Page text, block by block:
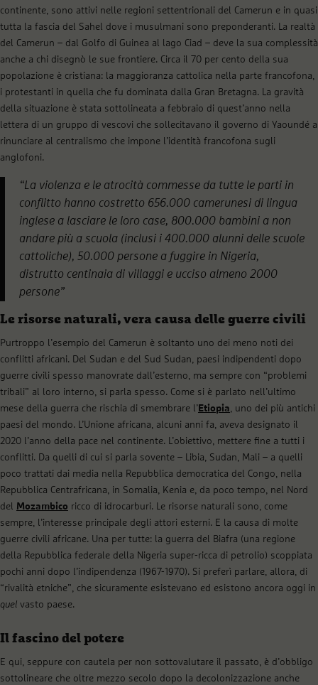
continente, sono attivi nelle regioni settentrionali del Camerun e in quasi
tutta la fascia del Sahel dove i musulmani sono preponderanti. La realtà
del Camerun – dal Golfo di Guinea al lago Ciad – deve la sua complessità
anche a chi disegnò le sue frontiere. Circa il 70 per cento della sua
popolazione è cristiana: la maggioranza cattolica nella parte francofona,
i protestanti in quella che fu dominata dalla Gran Bretagna. La gravità
della situazione è stata sottolineata a febbraio di quest’anno nella
lettera di un gruppo di vescovi che sollecitavano il governo di Yaoundé a
rinunciare al centralismo che impone l’identità francofona sugli
anglofoni.
“La violenza e le atrocità commesse da tutte le parti in
conflitto hanno costretto 656.000 camerunesi di lingua
inglese a lasciare le loro case, 800.000 bambini a non
andare più a scuola (inclusi i 400.000 alunni delle scuole
cattoliche), 50.000 persone a fuggire in Nigeria,
distrutto centinaia di villaggi e ucciso almeno 2000
persone”
Le risorse naturali, vera causa delle guerre civili
Purtroppo l’esempio del Camerun è soltanto uno dei meno noti dei
conflitti africani. Del Sudan e del Sud Sudan, paesi indipendenti dopo
guerre civili spesso manovrate dall’esterno, ma sempre con “problemi
tribali” al loro interno, si parla spesso. Come si è parlato nell’ultimo
mese della guerra che rischia di smembrare l’ Etiopia, uno dei più antichi
paesi del mondo. L’Unione africana, alcuni anni fa, aveva designato il
2020 l’anno della pace nel continente. L’obiettivo, mettere fine a tutti i
conflitti. Da quelli di cui si parla sovente – Libia, Sudan, Mali – a quelli
poco trattati dai media nella Repubblica democratica del Congo, nella
Repubblica Centrafricana, in Somalia, Kenia e, da poco tempo, nel Nord
del Mozambico ricco di idrocarburi. Le risorse naturali sono, come
sempre, l’interesse principale degli attori esterni. E la causa di molte
guerre civili africane. Una per tutte: la guerra del Biafra (una regione
della Repubblica federale della Nigeria super-ricca di petrolio) scoppiata
pochi anni dopo l’indipendenza (1967-1970). Si preferì parlare, allora, di
“rivalità etniche”, che sicuramente esistevano ed esistono ancora oggi in
quel vasto paese.
Il fascino del potere
E qui, seppure con cautela per non sottovalutare il passato, è d’obbligo
sottolineare che oltre mezzo secolo dopo la decolonizzazione anche